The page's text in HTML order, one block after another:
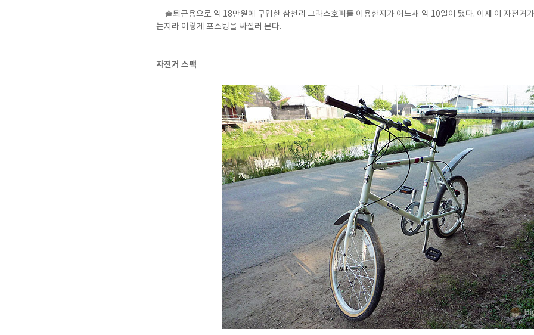
출퇴근용으로 약 18만원에 구입한 삼천리 그라스호퍼를 이용한지가 어느새 약 10일이 됐다. 이제 이 자전거
는지라 이렇게 포스팅을 싸질러 본다.
자전거 스팩